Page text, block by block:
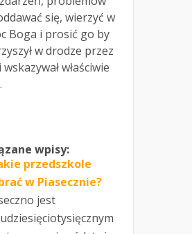
się, wierzyć w
Boga i prosić go by
w drodze przez
wskazywał właściwie
wpisy:
przedszkole
w Piasecznie?
jest